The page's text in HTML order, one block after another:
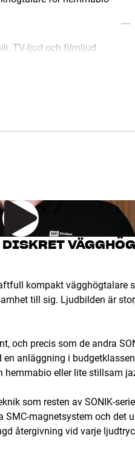
TV-ljud och filmljud
kompakt vägghögtalare
till sig. Ljudbilden är
och precis som de andra
anläggning i
eller lite stillsam
som resten av SONIK-
magnetsystem och det
återgivning vid varje